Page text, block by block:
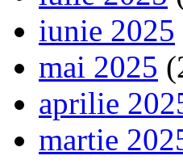
iunie 2025
mai 2025
aprilie
martie